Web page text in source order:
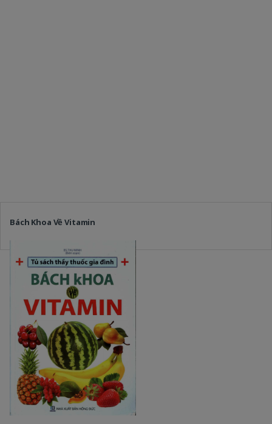
Bách Khoa Về Vitamin